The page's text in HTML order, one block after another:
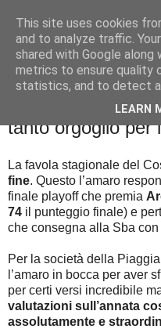
Palla al
lunedì 10 giugno 2019
Basket City: Sale
tanto orgoglio per
La favola stagionale del
fine. Questo l’amaro
finale playoff che premia
74 il punteggio finale) e
che consegna alla Sba
Per la società della
l’amaro in bocca per aver
per certi versi incredibile
valutazioni sull’annata
assolutamente e
This site uses cookies
and to analyze traffic.
shared with Google
metrics to ensure quality
statistics, and to detect
LEARN